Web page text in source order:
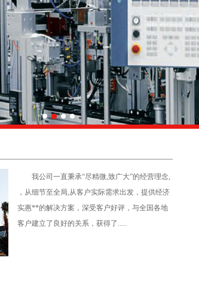
我公司一直秉承“尽精微,致广大”的经营理念,
，从细节至全局,从客户实际需求出发，提供经济
实惠**的解决方案，深受客户好评，与全国各地
客户建立了良好的关系，获得了.....